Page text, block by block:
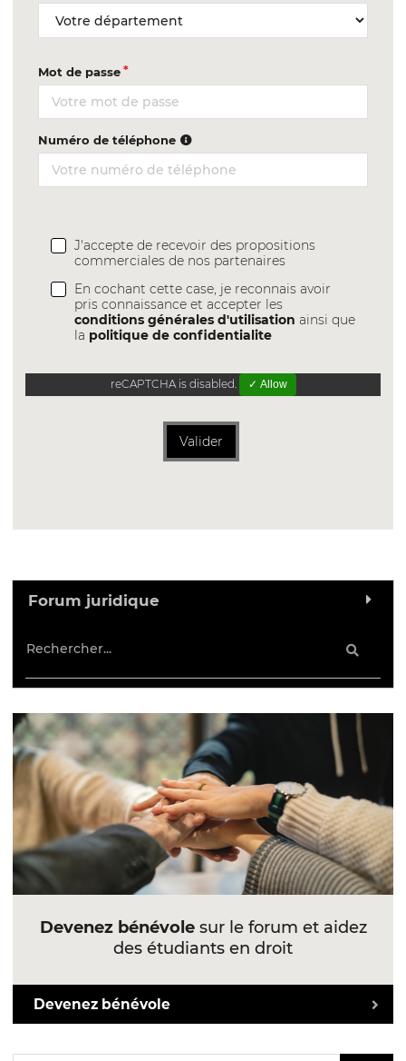
Mot de passe
Numéro de téléphone
J'accepte de recevoir des propositions
commerciales de nos partenaires
En cochant cette case, je reconnais avoir
pris connaissance et accepter les
conditions générales d'utilisation ainsi que
la politique de confidentialite
reCAPTCHA is disabled. ✓ Allow
Valider
Forum juridique
Devenez bénévolesur le forum et aidez
des étudiants en droit
Devenez bénévole